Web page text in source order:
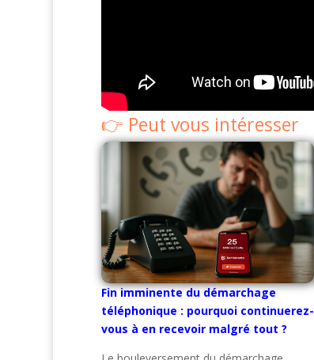
Peut vous intéresser
Fin imminente du démarchage
téléphonique : pourquoi continuerez-
vous à en recevoir malgré tout ?